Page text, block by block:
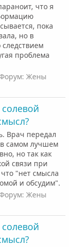
что я
пока
но в
проблема
Жены
Врач передал
самом лучшем
но так как
связи при
"нет смысла
и обсудим".
Жены